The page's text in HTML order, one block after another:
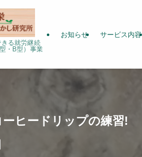
る就労継続
・B型）事業
お知らせ サービス内容
ーヒードリップの練習!